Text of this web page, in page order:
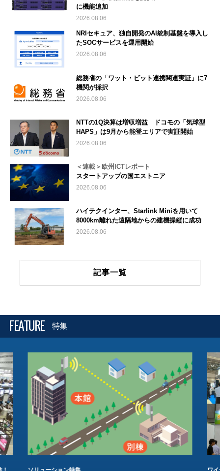
に機能追加
2026.08.06
NRIセキュア、独自開発のAI統制基盤を導入し
たSOCサービスを運用開始
2026.08.06
総務省の「ワット・ビット連携関連実証」に7
機関が採択
2026.08.06
NTTの1Q決算は増収増益 ドコモの「気球型
HAPS」は9月から能登エリアで実証開始
2026.08.06
＜連載＞欧州ICTレポート
スタートアップの国エストニア
2026.08.06
ハイテクインター、Starlink Miniを用いて
8000km離れた遠隔地からの建機操縦に成功
2026.08.06
記事一覧
FEATURE 特集